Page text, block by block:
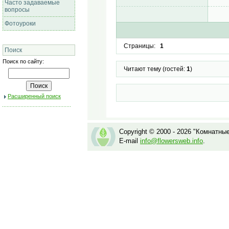
Часто задаваемые
вопросы
Фотоуроки
Поиск
Поиск по сайту:
Расширенный поиск
Страницы: 1
Читают тему (гостей: 1)
Copyright © 2000 - 2026
E-mail info@flowersweb.info.